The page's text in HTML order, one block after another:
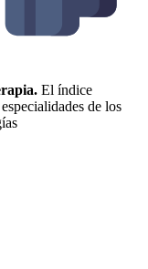
El índice
de los